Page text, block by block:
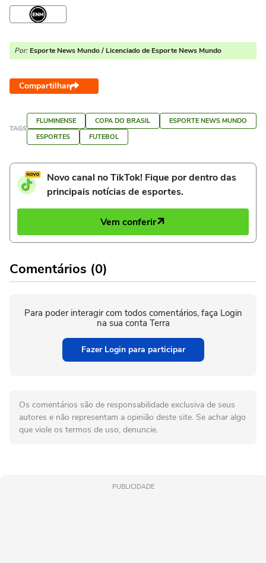
Por: Esporte News Mundo / Licenciado de Esporte News Mundo
Compartilhar
TAGS
FLUMINENSE COPA DO BRASIL
ESPORTE NEWS MUNDO
ESPORTES
FUTEBOL
Novo canal no TikTok! Fique por dentro das
principais notícias de esportes.
Vem conferir
Comentários (0)
Para poder interagir com todos comentários, faça Login
na sua conta Terra
Fazer Login para participar
Os comentários são de responsabilidade exclusiva de seus
autores e não representam a opinião deste site. Se achar algo
que viole os termos de uso, denuncie.
PUBLICIDADE